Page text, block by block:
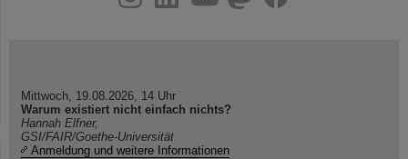
Mittwoch, 19.08.2026, 14 Uhr
Warum existiert nicht einfach nichts?
Hannah Elfner,
GSI/FAIR/Goethe-Universität
Anmeldung und weitere Informationen